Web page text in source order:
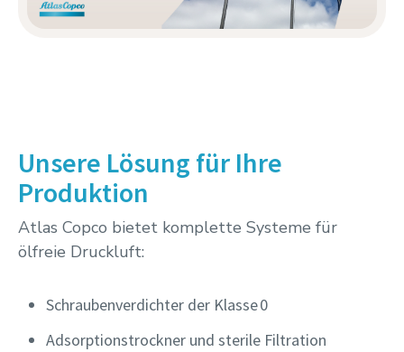
Unsere Lösung für Ihre
Produktion
Atlas Copco bietet komplette Systeme für
ölfreie Druckluft:
Schraubenverdichter der Klasse 0
Adsorptionstrockner und sterile Filtration